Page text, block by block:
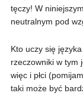
tęczy! W
neutralnym pod
Kto uczy się
rzeczowniki w tym
więc i płci
taki może być